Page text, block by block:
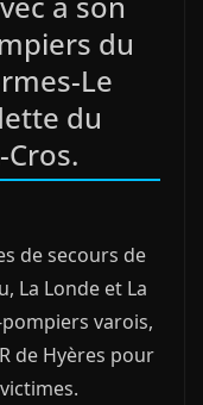
du
Le
du
de secours de
La Londe et La
varois,
de Hyères pour